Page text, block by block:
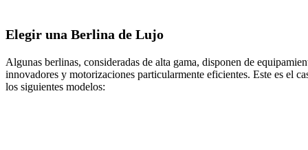
Elegir una Berlina de Lujo
Algunas berlinas, consideradas de alta gama, disponen de
innovadores y motorizaciones particularmente eficientes. Este es el
los siguientes modelos: